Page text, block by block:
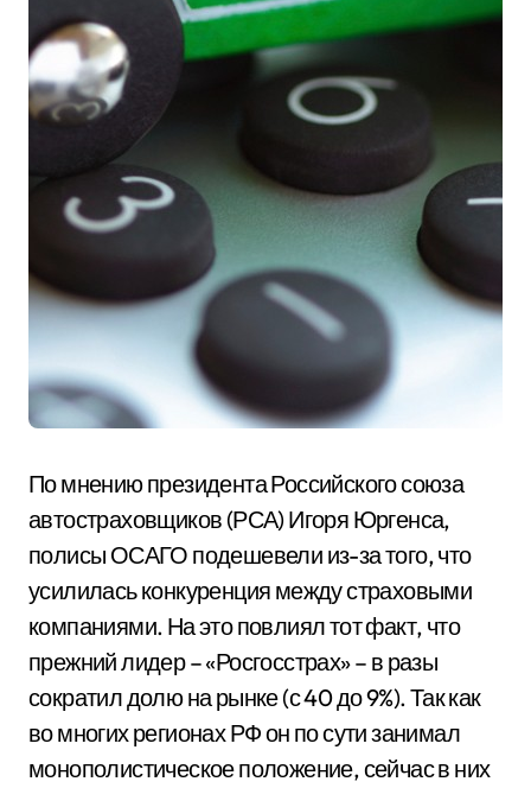
По мнению президента Российского союза
автостраховщиков (РСА) Игоря Юргенса,
полисы ОСАГО подешевели из-за того, что
усилилась конкуренция между страховыми
компаниями. На это повлиял тот факт, что
прежний лидер – «Росгосстрах» – в разы
сократил долю на рынке (с 40 до 9%). Так как
во многих регионах РФ он по сути занимал
монополистическое положение, сейчас в них